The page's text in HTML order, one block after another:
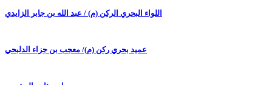
اللواء البحري الركن (م) / عبد الله بن جابر الزايدي
عميد بحري ركن (م)/ معجب بن جزاء الدلبحي